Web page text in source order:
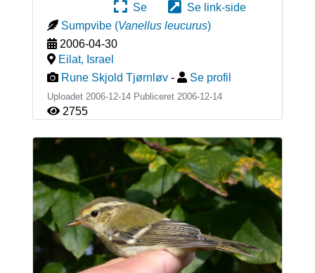
Se
Se link-side
Sumpvibe (Vanellus leucurus)
2006-04-30
Eilat, Israel
Rune Skjold Tjørnløv - Se profil
Uploadet 2006-12-14 Publiceret 2006-12-14
2755